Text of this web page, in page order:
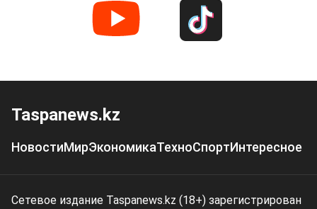
Taspanews.kz
НовостиМирЭкономикаТехноСпортИнтересное
Сетевое издание Taspanews.kz (18+) зарегистрирован